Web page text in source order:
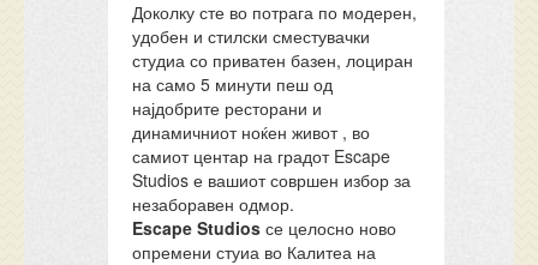
Доколку сте во потрага по модерен,
удобен и стилски сместувачки
студиа со приватен базен, лоциран
на само 5 минути пеш од
најдобрите ресторани и
динамичниот ноќен живот , во
самиот центар на градот Escape
Studios е вашиот совршен избор за
незаборавен одмор.
Escape Studios се целосно ново
опремени стуиа во Калитеа на